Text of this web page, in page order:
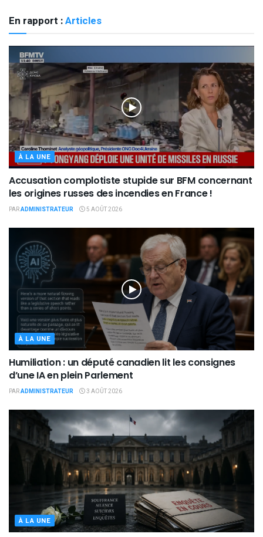
En rapport :Articles
À LA UNE
Accusation complotiste stupide sur BFM concernant
les origines russes des incendies en France !
PARADMINISTRATEUR 5 AOÛT 2026
À LA UNE
Humiliation : un député canadien lit les consignes
d’une IA en plein Parlement
PARADMINISTRATEUR 3 AOÛT 2026
À LA UNE